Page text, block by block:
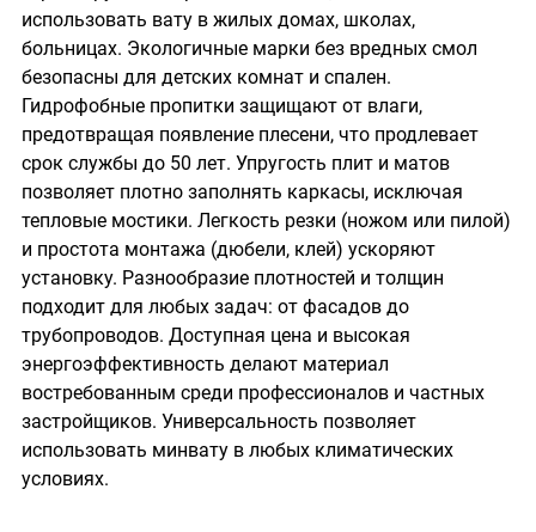
использовать вату в жилых домах, школах,
больницах. Экологичные марки без вредных смол
безопасны для детских комнат и спален.
Гидрофобные пропитки защищают от влаги,
предотвращая появление плесени, что продлевает
срок службы до 50 лет. Упругость плит и матов
позволяет плотно заполнять каркасы, исключая
тепловые мостики. Легкость резки (ножом или пилой)
и простота монтажа (дюбели, клей) ускоряют
установку. Разнообразие плотностей и толщин
подходит для любых задач: от фасадов до
трубопроводов. Доступная цена и высокая
энергоэффективность делают материал
востребованным среди профессионалов и частных
застройщиков. Универсальность позволяет
использовать минвату в любых климатических
условиях.